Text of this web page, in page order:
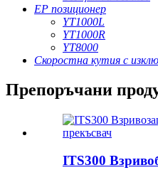
EP позиционер
YT1000L
YT1000R
YT8000
Скоростна кутия с
Препоръчани
ITS300